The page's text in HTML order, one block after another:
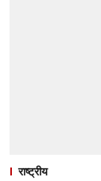
राष्ट्रीय